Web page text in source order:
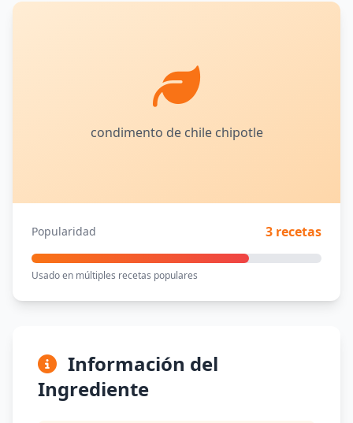
condimento de chile chipotle
Popularidad 3 recetas
Usado en múltiples recetas populares
Información del
Ingrediente